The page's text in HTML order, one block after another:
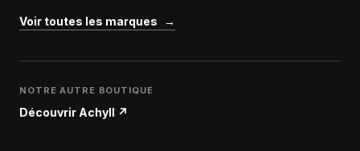
Voir toutes les marques →
NOTRE AUTRE BOUTIQUE
Découvrir Achyll ↗